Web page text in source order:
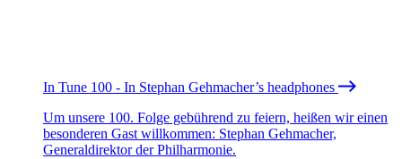
In Tune 100 - In Stephan Gehmacher’s headphones
Um unsere 100. Folge gebührend zu feiern, heißen wir einen
besonderen Gast willkommen: Stephan Gehmacher,
Generaldirektor der Philharmonie.